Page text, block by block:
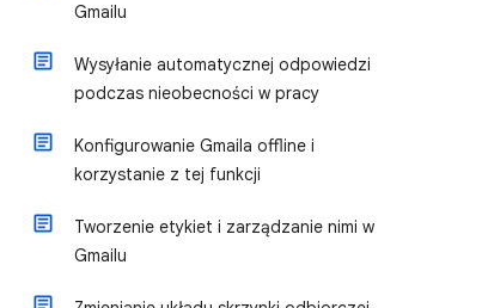
Gmailu
Wysyłanie automatycznej odpowiedzi
podczas nieobecności w pracy
Konfigurowanie Gmaila offline i
korzystanie z tej funkcji
Tworzenie etykiet i zarządzanie nimi w
Gmailu